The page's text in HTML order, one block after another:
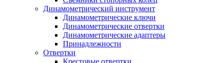
Динамометрический инструмент
Динамометрические ключи
Динамометрические отвертки
Динамометрические адаптеры
Принадлежности
Отвертки
Крестовые отвертки